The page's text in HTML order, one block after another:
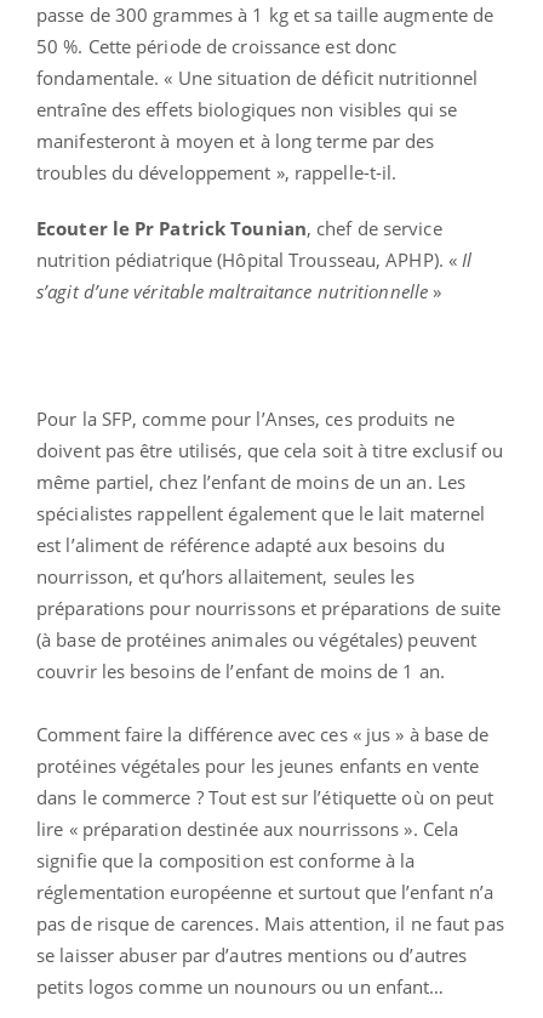
passe de 300 grammes à 1 kg et sa taille augmente de
50 %. Cette période de croissance est donc
fondamentale. « Une situation de déficit nutritionnel
entraîne des effets biologiques non visibles qui se
manifesteront à moyen et à long terme par des
troubles du développement », rappelle-t-il.
Ecouter le Pr Patrick Tounian, chef de service
nutrition pédiatrique (Hôpital Trousseau, APHP). « Il
s’agit d’une véritable maltraitance nutritionnelle »
Pour la SFP, comme pour l’Anses, ces produits ne
doivent pas être utilisés, que cela soit à titre exclusif ou
même partiel, chez l’enfant de moins de un an. Les
spécialistes rappellent également que le lait maternel
est l’aliment de référence adapté aux besoins du
nourrisson, et qu’hors allaitement, seules les
préparations pour nourrissons et préparations de suite
(à base de protéines animales ou végétales) peuvent
couvrir les besoins de l’enfant de moins de 1 an.
Comment faire la différence avec ces « jus » à base de
protéines végétales pour les jeunes enfants en vente
dans le commerce ? Tout est sur l’étiquette où on peut
lire « préparation destinée aux nourrissons ». Cela
signifie que la composition est conforme à la
réglementation européenne et surtout que l’enfant n’a
pas de risque de carences. Mais attention, il ne faut pas
se laisser abuser par d’autres mentions ou d’autres
petits logos comme un nounours ou un enfant…